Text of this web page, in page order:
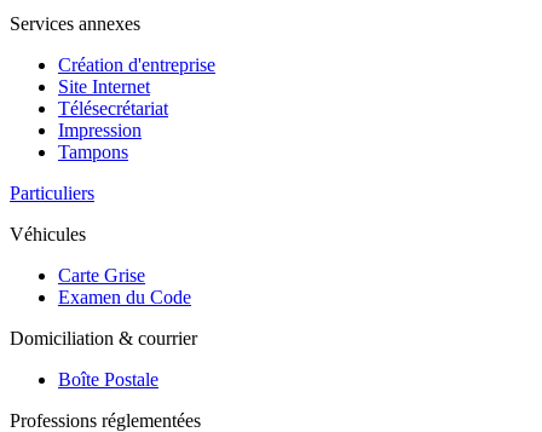
Services annexes
Création d'entreprise
Site Internet
Télésecrétariat
Impression
Tampons
Particuliers
Véhicules
Carte Grise
Examen du Code
Domiciliation & courrier
Boîte Postale
Professions réglementées